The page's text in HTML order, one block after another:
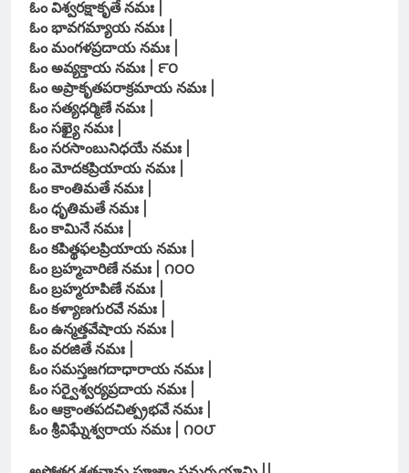
ఓం విశ్వరక్షాకృతే నమః |
ఓం భావగమ్యాయ నమః |
ఓం మంగళప్రదాయ నమః |
ఓం అవ్యక్తాయ నమః | ౯౦
ఓం అప్రాకృతపరాక్రమాయ నమః |
ఓం సత్యధర్మిణే నమః |
ఓం సఖ్యై నమః |
ఓం సరసాంబునిధయే నమః |
ఓం మోదకప్రియాయ నమః |
ఓం కాంతిమతే నమః |
ఓం ధృతిమతే నమః |
ఓం కామినే నమః |
ఓం కపిత్థఫలప్రియాయ నమః |
ఓం బ్రహ్మచారిణే నమః | ౧౦౦
ఓం బ్రహ్మరూపిణే నమః |
ఓం కళ్యాణగురవే నమః |
ఓం ఉన్మత్తవేషాయ నమః |
ఓం వరజితే నమః |
ఓం సమస్తజగదాధారాయ నమః |
ఓం సర్వైశ్వర్యప్రదాయ నమః |
ఓం ఆక్రాంతపదచిత్ప్రభవే నమః |
ఓం శ్రీవిఘ్నేశ్వరాయ నమః | ౧౦౮